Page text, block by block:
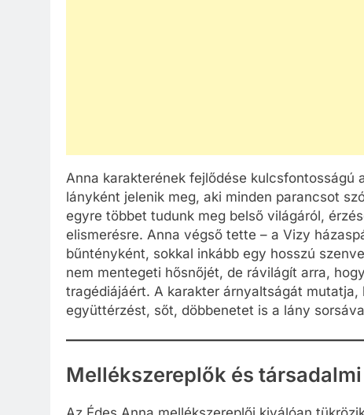
Anna karakterének fejlődése kulcsfontosságú
lányként jelenik meg, aki minden parancsot
egyre többet tudunk meg belső világáról,
elismerésre. Anna végső tette – a Vizy
bűntényként, sokkal inkább egy hosszú
nem mentegeti hősnőjét, de rávilágít arra,
tragédiájáért. A karakter árnyaltságát
együttérzést, sőt, döbbenetet is a lány
Mellékszereplők és